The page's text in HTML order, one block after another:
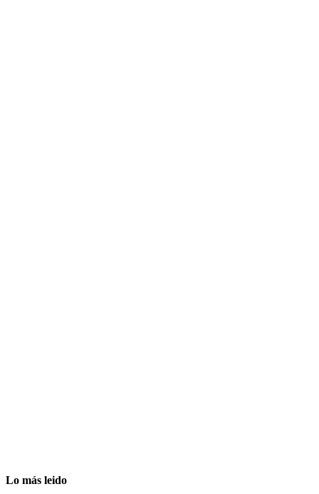
Lo más leido